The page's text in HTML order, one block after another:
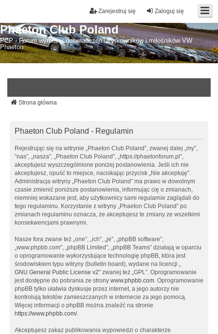
Zaloguj się
Zarejestruj się
Phaeton Club Poland
PCP - Forum wymiany doświadczeń użytkowników i miłośników VW
Phaeton
Strona główna
Phaeton Club Poland - Regulamin
Rejestrując się na witrynie „Phaeton Club Poland”, zwanej dalej „my”,
”nas”, „nasza”, „Phaeton Club Poland”, „https://phaetonforum.pl”,
akceptujesz wyszczególnione poniżej postanowienia. Jeśli ich nie
akceptujesz, opuść to miejsce, naciskając przycisk „Nie akceptuję”.
Administracja witryny „Phaeton Club Poland” ma prawo w dowolnym
czasie zmienić poniższe postanowienia, informując cię o zmianach,
niemniej wskazane jest, aby użytkownicy sami regularnie zaglądali do
tego regulaminu. Korzystanie z witryny „Phaeton Club Poland” po
zmianach regulaminu oznacza, że akceptujesz te zmiany ze wszelkimi
konsekwencjami prawnymi.
Nasze fora zwane też „one”, „ich”, „je”, „phpBB software”,
„www.phpbb.com”, „phpBB Limited”, „phpBB Teams” działają w oparciu
o oprogramowanie wykorzystujące technologię phpBB, która jest
środowiskiem typu witryny (bulletin board), wydane na licencji „
GNU General Public License v2” zwanej też „GPL”. Oprogramowanie
jest dostępne do pobrania ze strony www.phpbb.com. Oprogramowanie
phpBB tylko ułatwia dyskusje przez internet, a jego autorzy nie
kontrolują tekstów zamieszczanych w internecie za jego pomocą.
Więcej informacji o phpBB można znaleźć na stronie
https://www.phpbb.com/.
Akceptujesz zakaz publikowania wypowiedzi o charakterze